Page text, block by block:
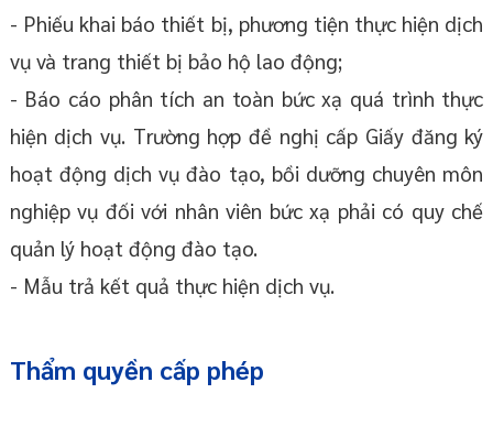
- Phiếu khai báo thiết bị, phương tiện thực hiện dịch
vụ và trang thiết bị bảo hộ lao động;
- Báo cáo phân tích an toàn bức xạ quá trình thực
hiện dịch vụ. Trường hợp đề nghị cấp Giấy đăng ký
hoạt động dịch vụ đào tạo, bồi dưỡng chuyên môn
nghiệp vụ đối với nhân viên bức xạ phải có quy chế
quản lý hoạt động đào tạo.
- Mẫu trả kết quả thực hiện dịch vụ.
Thẩm quyền cấp phép